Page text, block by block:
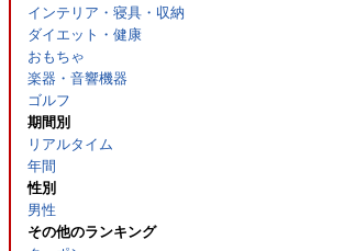
インテリア・寝具・収納
ダイエット・健康
おもちゃ
楽器・音響機器
ゴルフ
期間別
リアルタイム
年間
性別
男性
その他のランキング